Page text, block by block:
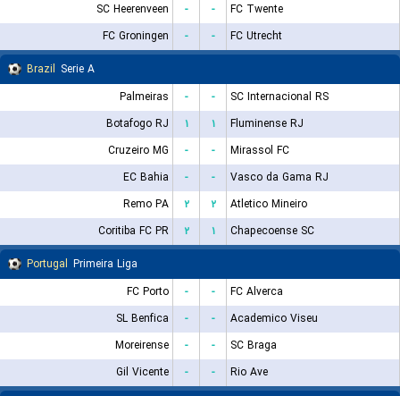
SC Heerenveen
- -
FC Twente
FC Groningen
- -
FC Utrecht
Brazil Serie A
Palmeiras
- -
SC Internacional RS
Botafogo RJ
۱ ۱
Fluminense RJ
Cruzeiro MG
- -
Mirassol FC
EC Bahia
- -
Vasco da Gama RJ
Remo PA
۲ ۲
Atletico Mineiro
Coritiba FC PR
۲ ۱
Chapecoense SC
Portugal Primeira Liga
FC Porto
- -
FC Alverca
SL Benfica
- -
Academico Viseu
Moreirense
- -
SC Braga
Gil Vicente
- -
Rio Ave